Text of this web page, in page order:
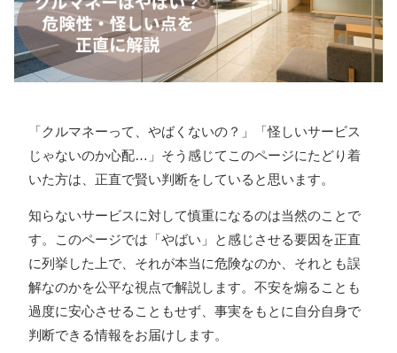
「クルマネーって、やばくないの？」「怪しいサービス
じゃないのか心配…」そう感じてこのページにたどり着
いた方は、正直で賢い判断をしていると思います。
知らないサービスに対して慎重になるのは当然のことで
す。このページでは「やばい」と感じさせる要因を正直
に列挙した上で、それが本当に危険なのか、それとも誤
解なのかを公平な視点で解説します。不安を煽ることも
過度に安心させることもせず、事実をもとに自分自身で
判断できる情報をお届けします。